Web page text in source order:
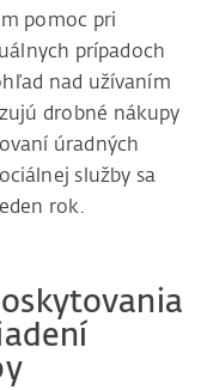
pomoc pri
prípadoch
nad užívaním
drobné nákupy
úradných
služby sa
rok.